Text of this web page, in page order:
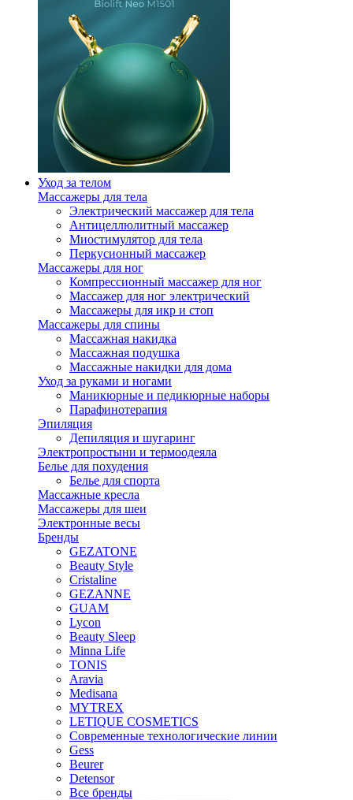
Уход за телом
Массажеры для тела
Электрический массажер для тела
Антицеллюлитный массажер
Миостимулятор для тела
Перкусионный массажер
Массажеры для ног
Компрессионный массажер для ног
Массажер для ног электрический
Массажеры для икр и стоп
Массажеры для спины
Массажная накидка
Массажная подушка
Массажные накидки для дома
Уход за руками и ногами
Маникюрные и педикюрные наборы
Парафинотерапия
Эпиляция
Депиляция и шугаринг
Электропростыни и термоодеяла
Белье для похудения
Белье для спорта
Массажные кресла
Массажеры для шеи
Электронные весы
Бренды
GEZATONE
Beauty Style
Cristaline
GEZANNE
GUAM
Lycon
Beauty Sleep
Minna Life
TONIS
Aravia
Medisana
MYTREX
LETIQUE COSMETICS
Современные технологические линии
Gess
Beurer
Detensor
Все бренды